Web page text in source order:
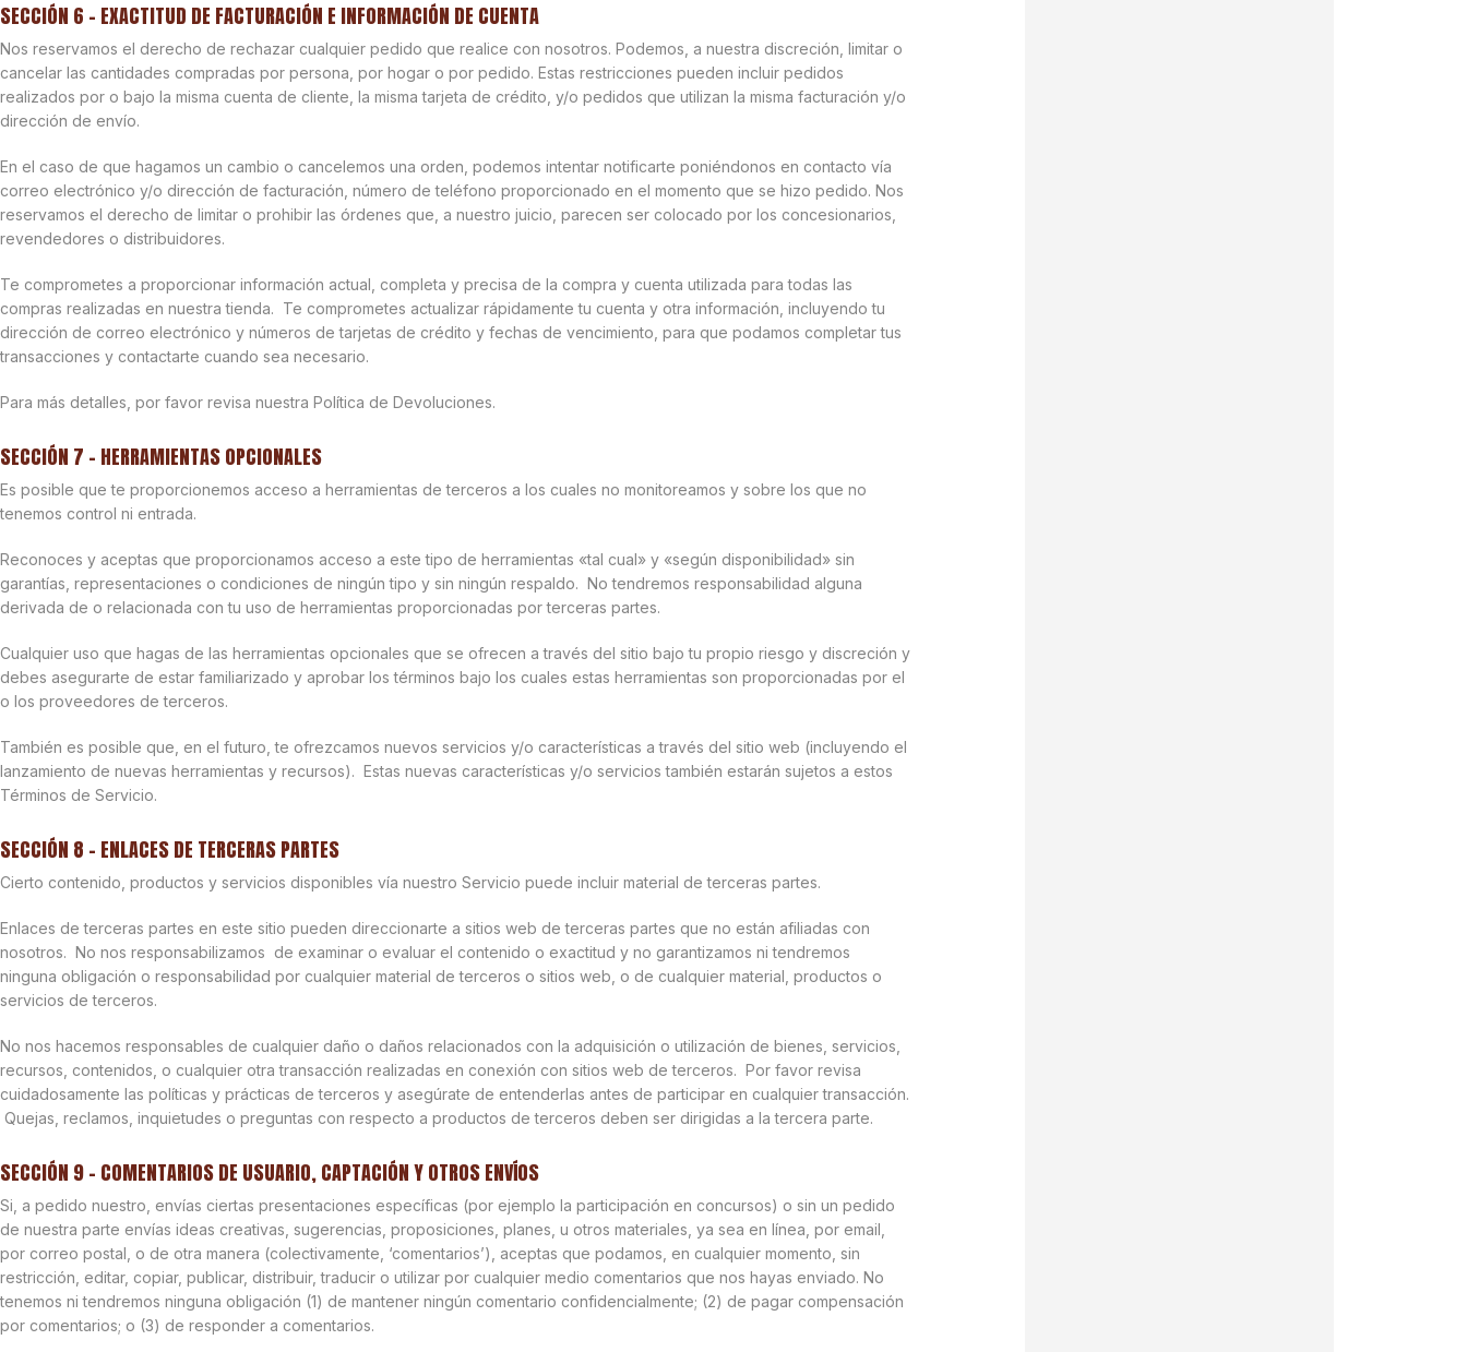
SECCIÓN 6 – EXACTITUD DE FACTURACIÓN E INFORMACIÓN DE CUENTA
Nos reservamos el derecho de rechazar cualquier pedido que realice con nosotros. Podemos, a nuestra discreción, limitar o
cancelar las cantidades compradas por persona, por hogar o por pedido. Estas restricciones pueden incluir pedidos
realizados por o bajo la misma cuenta de cliente, la misma tarjeta de crédito, y/o pedidos que utilizan la misma facturación y/o
dirección de envío.
En el caso de que hagamos un cambio o cancelemos una orden, podemos intentar notificarte poniéndonos en contacto vía
correo electrónico y/o dirección de facturación, número de teléfono proporcionado en el momento que se hizo pedido. Nos
reservamos el derecho de limitar o prohibir las órdenes que, a nuestro juicio, parecen ser colocado por los concesionarios,
revendedores o distribuidores.
Te comprometes a proporcionar información actual, completa y precisa de la compra y cuenta utilizada para todas las
compras realizadas en nuestra tienda. Te comprometes actualizar rápidamente tu cuenta y otra información, incluyendo tu
dirección de correo electrónico y números de tarjetas de crédito y fechas de vencimiento, para que podamos completar tus
transacciones y contactarte cuando sea necesario.
Para más detalles, por favor revisa nuestra Política de Devoluciones.
SECCIÓN 7 – HERRAMIENTAS OPCIONALES
Es posible que te proporcionemos acceso a herramientas de terceros a los cuales no monitoreamos y sobre los que no
tenemos control ni entrada.
Reconoces y aceptas que proporcionamos acceso a este tipo de herramientas «tal cual» y «según disponibilidad» sin
garantías, representaciones o condiciones de ningún tipo y sin ningún respaldo. No tendremos responsabilidad alguna
derivada de o relacionada con tu uso de herramientas proporcionadas por terceras partes.
Cualquier uso que hagas de las herramientas opcionales que se ofrecen a través del sitio bajo tu propio riesgo y discreción y
debes asegurarte de estar familiarizado y aprobar los términos bajo los cuales estas herramientas son proporcionadas por el
o los proveedores de terceros.
También es posible que, en el futuro, te ofrezcamos nuevos servicios y/o características a través del sitio web (incluyendo el
lanzamiento de nuevas herramientas y recursos). Estas nuevas características y/o servicios también estarán sujetos a estos
Términos de Servicio.
SECCIÓN 8 – ENLACES DE TERCERAS PARTES
Cierto contenido, productos y servicios disponibles vía nuestro Servicio puede incluir material de terceras partes.
Enlaces de terceras partes en este sitio pueden direccionarte a sitios web de terceras partes que no están afiliadas con
nosotros. No nos responsabilizamos de examinar o evaluar el contenido o exactitud y no garantizamos ni tendremos
ninguna obligación o responsabilidad por cualquier material de terceros o sitios web, o de cualquier material, productos o
servicios de terceros.
No nos hacemos responsables de cualquier daño o daños relacionados con la adquisición o utilización de bienes, servicios,
recursos, contenidos, o cualquier otra transacción realizadas en conexión con sitios web de terceros. Por favor revisa
cuidadosamente las políticas y prácticas de terceros y asegúrate de entenderlas antes de participar en cualquier transacción.
Quejas, reclamos, inquietudes o preguntas con respecto a productos de terceros deben ser dirigidas a la tercera parte.
SECCIÓN 9 – COMENTARIOS DE USUARIO, CAPTACIÓN Y OTROS ENVÍOS
Si, a pedido nuestro, envías ciertas presentaciones específicas (por ejemplo la participación en concursos) o sin un pedido
de nuestra parte envías ideas creativas, sugerencias, proposiciones, planes, u otros materiales, ya sea en línea, por email,
por correo postal, o de otra manera (colectivamente, ‘comentarios’), aceptas que podamos, en cualquier momento, sin
restricción, editar, copiar, publicar, distribuir, traducir o utilizar por cualquier medio comentarios que nos hayas enviado. No
tenemos ni tendremos ninguna obligación (1) de mantener ningún comentario confidencialmente; (2) de pagar compensación
por comentarios; o (3) de responder a comentarios.